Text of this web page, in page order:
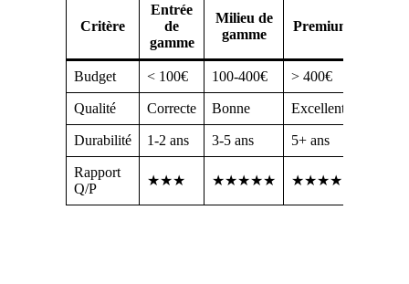
Critère
Entrée
de
gamme
Milieu de
gamme
Premium
Budget < 100€ 100-400€ > 400€
Qualité Correcte Bonne Excellente
Durabilité 1-2 ans 3-5 ans 5+ ans
Rapport
Q/P
★★★ ★★★★★ ★★★★